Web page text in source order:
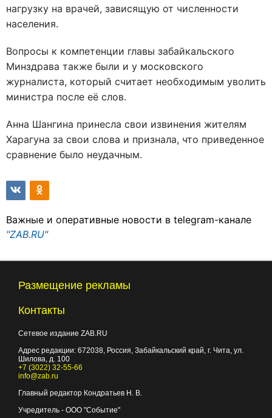
нагрузку на врачей, зависящую от численности
населения.
Вопросы к компетенции главы забайкальского
Минздрава также были и у московского
журналиста, который считает необходимым уволить
министра после её слов.
Анна Шангина принесла свои извинения жителям
Харагуна за свои слова и признала, что приведенное
сравнение было неудачным.
Важные и оперативные новости в telegram-канале
"ZAB.RU"
Размещение рекламы
Контакты
Сетевое издание ZAB.RU
Адрес редакции: 672038 , Россия, Забайкальский край, г. Чита ул.
Шилова, д. 100
+7 (3022) 32-55-66
info@zab.ru
Главный редактор Кондратьев Н. В.
Учредитель - ООО "Событие"